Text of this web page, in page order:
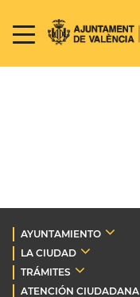
AYUNTAMIENTO
LA CIUDAD
TRÁMITES
ATENCIÓN CIUDADANA